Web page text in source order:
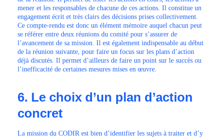
mener et les responsables de chacune de ces actions. Il constitue un
engagement écrit et très clairs des décisions prises collectivement.
Ce compte-rendu est donc un élément mémoire auquel chacun peut
se référer entre deux réunions du comité pour s’assurer de
l’avancement de sa mission. Il est également indispensable au début
de la réunion suivante, pour faire un focus sur les plans d’action
déjà discutés. Il permet d’ailleurs de faire un point sur le succès ou
l’inefficacité de certaines mesures mises en œuvre.
6. Le choix d’un plan d’action
concret
La mission du CODIR est bien d’identifier les sujets à traiter et d’y